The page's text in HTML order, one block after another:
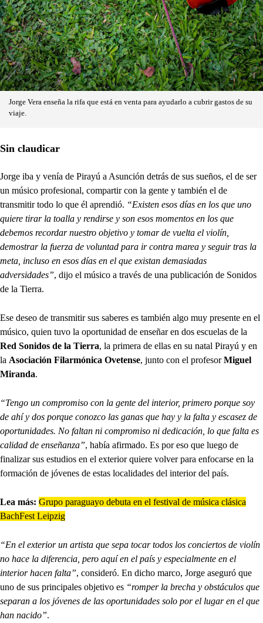
Jorge Vera enseña la rifa que está en venta para ayudarlo a cubrir gastos de su
viaje.
Sin claudicar
Jorge iba y venía de Pirayú a Asunción detrás de sus sueños, el de ser
un músico profesional, compartir con la gente y también el de
transmitir todo lo que él aprendió. “Existen esos días en los que uno
quiere tirar la toalla y rendirse y son esos momentos en los que
debemos recordar nuestro objetivo y tomar de vuelta el violín,
demostrar la fuerza de voluntad para ir contra marea y seguir tras la
meta, incluso en esos días en el que existan demasiadas
adversidades”, dijo el músico a través de una publicación de Sonidos
de la Tierra.
Ese deseo de transmitir sus saberes es también algo muy presente en el
músico, quien tuvo la oportunidad de enseñar en dos escuelas de la
Red Sonidos de la Tierra, la primera de ellas en su natal Pirayú y en
la Asociación Filarmónica Ovetense, junto con el profesorMiguel
Miranda.
“Tengo un compromiso con la gente del interior, primero porque soy
de ahí y dos porque conozco las ganas que hay y la falta y escasez de
oportunidades. No faltan ni compromiso ni dedicación, lo que falta es
calidad de enseñanza”, había afirmado. Es por eso que luego de
finalizar sus estudios en el exterior quiere volver para enfocarse en la
formación de jóvenes de estas localidades del interior del país.
Lea más: Grupo paraguayo debuta en el festival de música clásica
BachFest Leipzig
“En el exterior un artista que sepa tocar todos los conciertos de violín
no hace la diferencia, pero aquí en el país y especialmente en el
interior hacen falta”, consideró. En dicho marco, Jorge aseguró que
uno de sus principales objetivo es “romper la brecha y obstáculos que
separan a los jóvenes de las oportunidades solo por el lugar en el que
han nacido”.